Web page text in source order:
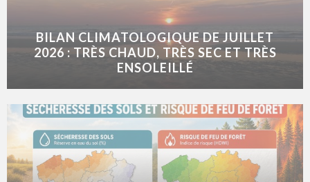
BILAN CLIMATOLOGIQUE DE JUILLET
2026 : TRÈS CHAUD, TRÈS SEC ET TRÈS
ENSOLEILLÉ